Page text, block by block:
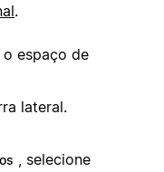
.
espaço de
lateral.
, selecione